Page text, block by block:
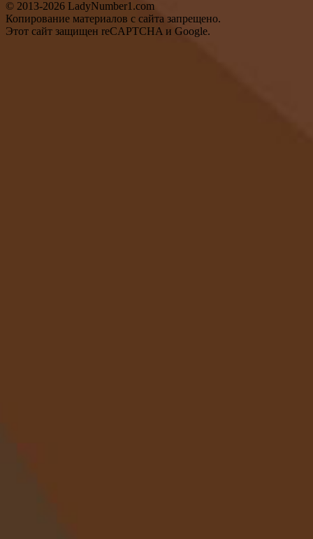
© 2013-2026 LadyNumber1.com
Копирование материалов c сайта запрещено.
Этот сайт защищен reCAPTCHA и Google.